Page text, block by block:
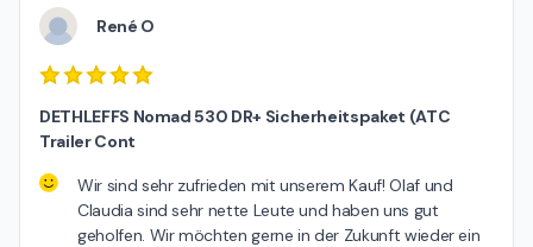
René O
DETHLEFFS Nomad 530 DR+ Sicherheitspaket (ATC
Trailer Cont
Wir sind sehr zufrieden mit unserem Kauf! Olaf und
Claudia sind sehr nette Leute und haben uns gut
geholfen. Wir möchten gerne in der Zukunft wieder ein